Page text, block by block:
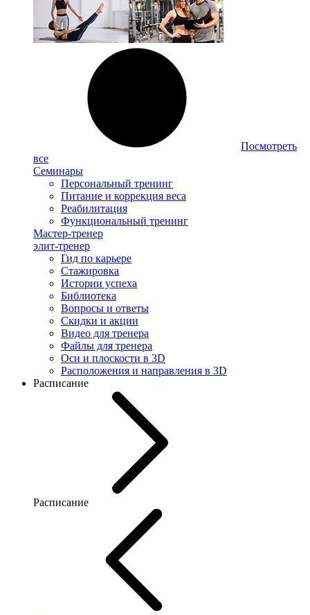
Посмотреть
все
Семинары
Персональный тренинг
Питание и коррекция веса
Реабилитация
Функциональный тренинг
Мастер-тренер
элит-тренер
Гид по карьере
Стажировка
Истории успеха
Библиотека
Вопросы и ответы
Скидки и акции
Видео для тренера
Файлы для тренера
Оси и плоскости в 3D
Расположения и направления в 3D
Расписание
Расписание